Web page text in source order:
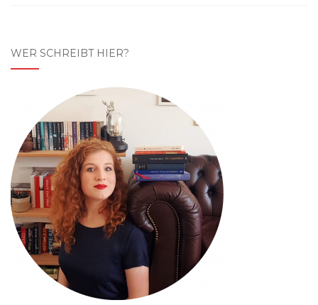
WER SCHREIBT HIER?